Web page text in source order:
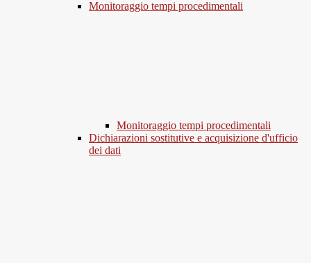
Monitoraggio tempi procedimentali
Monitoraggio tempi procedimentali
Dichiarazioni sostitutive e acquisizione d'ufficio
dei dati